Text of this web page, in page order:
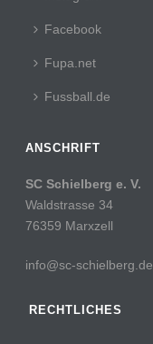
Facebook
Fupa.net
Fussball.de
ANSCHRIFT
SC Schielberg e. V.
Waldstrasse 34
76359 Marxzell
info@sc-schielberg.de
RECHTLICHES